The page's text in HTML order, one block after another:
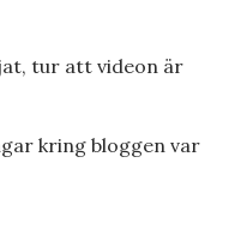
tur att videon är
kring bloggen var